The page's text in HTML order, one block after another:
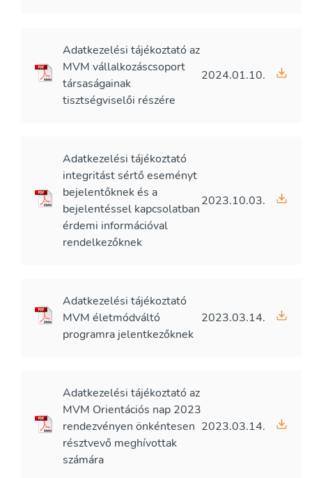
Adatkezelési tájékoztató az
MVM vállalkozáscsoport
társaságainak
tisztségviselői részére
2024.01.10.
Adatkezelési tájékoztató
integritást sértő eseményt
bejelentőknek és a
bejelentéssel kapcsolatban
érdemi információval
rendelkezőknek
2023.10.03.
Adatkezelési tájékoztató
MVM életmódváltó
programra jelentkezőknek
2023.03.14.
Adatkezelési tájékoztató az
MVM Orientációs nap 2023
rendezvényen önkéntesen
résztvevő meghívottak
számára
2023.03.14.